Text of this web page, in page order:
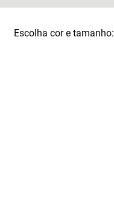
Escolha cor e tamanho: